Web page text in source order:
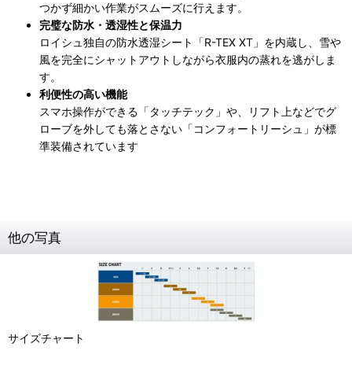
つかず細かい作業がスムーズに行えます。
完璧な防水・透湿性と保温力
ロイシュ独自の防水透湿シート「R-TEX XT」を内蔵し、雪や
風を完全にシャットアウトしながら衣服内の蒸れを逃がしま
す。
利便性の高い機能
スマホ操作ができる「タッチテック」や、リフト上などでグ
ローブを外しても落とさない「コンフォートリーシュ」が標
準装備されています
他の写真
サイズチャート